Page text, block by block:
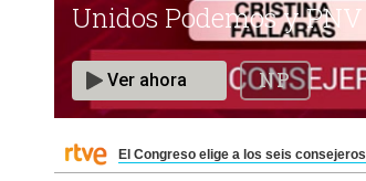
El Congreso elige a los seis